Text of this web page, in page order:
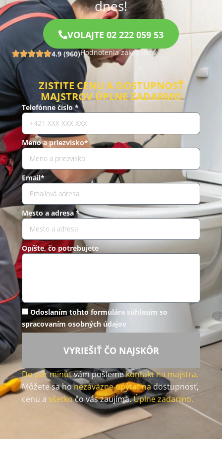
dnes!
VOLAJTE 02 222 059 53
4.9 (960)Hodnotenia zákazníkov
ZISTITE CENU A DOSTUPNOSŤ
MAJSTROV ÚPLNE ZADARMO
Telefónne číslo *
Meno a priezvisko*
Email*
Mesto a adresa *
Opíšte, čo potrebujete
Odoslaním tohto formulára súhlasím so
spracovaním osobných údajov
VYRIEŠIŤ ČO NAJSKÔR
Do pár minútvám pošlemekontakt na majstra.
Môžete sa honezáväzne opýtať nadostupnosť,
cenu a všetkočo vás zaujíma.Úplne zadarmo.